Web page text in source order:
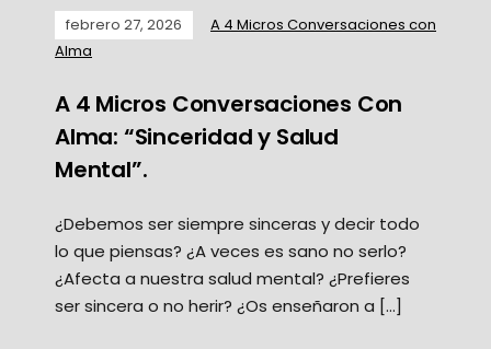
febrero 27, 2026
A 4 Micros Conversaciones con
Alma
A 4 Micros Conversaciones Con
Alma: “Sinceridad y Salud
Mental”.
¿Debemos ser siempre sinceras y decir todo
lo que piensas? ¿A veces es sano no serlo?
¿Afecta a nuestra salud mental? ¿Prefieres
ser sincera o no herir? ¿Os enseñaron a […]